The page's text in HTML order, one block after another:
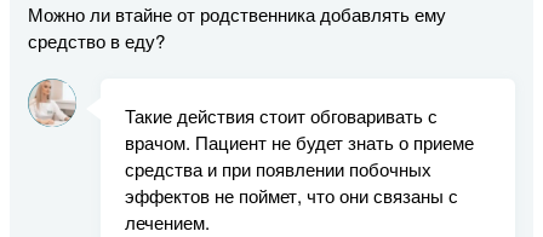
Можно ли втайне от родственника добавлять ему
средство в еду?
Такие действия стоит обговаривать с
врачом. Пациент не будет знать о приеме
средства и при появлении побочных
эффектов не поймет, что они связаны с
лечением.